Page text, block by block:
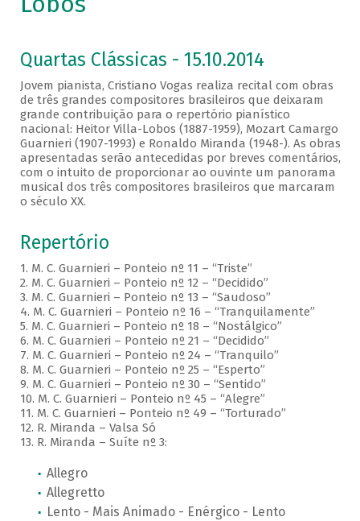
Quartas Clássicas - 15.10.2014
Jovem pianista, Cristiano Vogas realiza recital com obras
de três grandes compositores brasileiros que deixaram
grande contribuição para o repertório pianístico
nacional: Heitor Villa-Lobos (1887-1959), Mozart Camargo
Guarnieri (1907-1993) e Ronaldo Miranda (1948-). As obras
apresentadas serão antecedidas por breves comentários,
com o intuito de proporcionar ao ouvinte um panorama
musical dos três compositores brasileiros que marcaram
o século XX.
Repertório
1. M. C. Guarnieri – Ponteio nº 11 – “Triste”
2. M. C. Guarnieri – Ponteio nº 12 – “Decidido”
3. M. C. Guarnieri – Ponteio nº 13 – “Saudoso”
4. M. C. Guarnieri – Ponteio nº 16 – “Tranquilamente”
5. M. C. Guarnieri – Ponteio nº 18 – “Nostálgico”
6. M. C. Guarnieri – Ponteio nº 21 – “Decidido”
7. M. C. Guarnieri – Ponteio nº 24 – “Tranquilo”
8. M. C. Guarnieri – Ponteio nº 25 – “Esperto”
9. M. C. Guarnieri – Ponteio nº 30 – “Sentido”
10. M. C. Guarnieri – Ponteio nº 45 – “Alegre”
11. M. C. Guarnieri – Ponteio nº 49 – “Torturado”
12. R. Miranda – Valsa Só
13. R. Miranda – Suíte nº 3:
Allegro
Allegretto
Lento - Mais Animado - Enérgico - Lento